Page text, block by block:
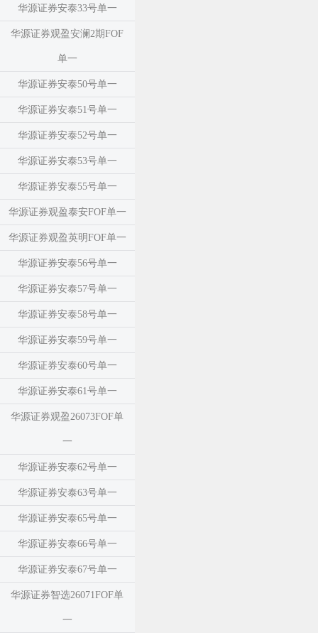
华源证券安泰33号单一
华源证券观盈安澜2期FOF
单一
华源证券安泰50号单一
华源证券安泰51号单一
华源证券安泰52号单一
华源证券安泰53号单一
华源证券安泰55号单一
华源证券观盈泰安FOF单一
华源证券观盈英明FOF单一
华源证券安泰56号单一
华源证券安泰57号单一
华源证券安泰58号单一
华源证券安泰59号单一
华源证券安泰60号单一
华源证券安泰61号单一
华源证券观盈26073FOF单
一
华源证券安泰62号单一
华源证券安泰63号单一
华源证券安泰65号单一
华源证券安泰66号单一
华源证券安泰67号单一
华源证券智选26071FOF单
一